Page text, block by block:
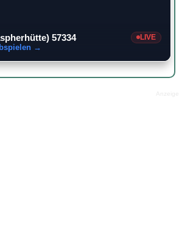
57334 LIVE
→